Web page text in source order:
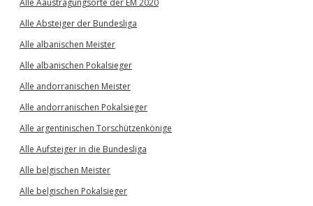
Alle Aaustragungsorte der EM 2020
Alle Absteiger der Bundesliga
Alle albanischen Meister
Alle albanischen Pokalsieger
Alle andorranischen Meister
Alle andorranischen Pokalsieger
Alle argentinischen Torschützenkönige
Alle Aufsteiger in die Bundesliga
Alle belgischen Meister
Alle belgischen Pokalsieger